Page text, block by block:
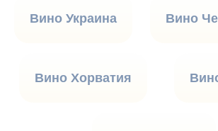
Вино Украина Вино
Вино Хорватия